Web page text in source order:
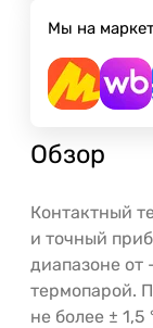
Мы на
Обзор
Контактный
и точный
диапазоне от
термопарой.
не более ±